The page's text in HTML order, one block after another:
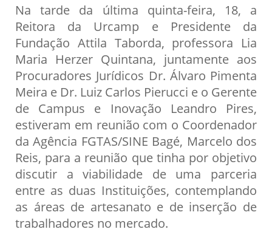
Na tarde da última quinta-feira, 18, a
Reitora da Urcamp e Presidente da
Fundação Attila Taborda, professora Lia
Maria Herzer Quintana, juntamente aos
Procuradores Jurídicos Dr. Álvaro Pimenta
Meira e Dr. Luiz Carlos Pierucci e o Gerente
de Campus e Inovação Leandro Pires,
estiveram em reunião com o Coordenador
da Agência FGTAS/SINE Bagé, Marcelo dos
Reis, para a reunião que tinha por objetivo
discutir a viabilidade de uma parceria
entre as duas Instituições, contemplando
as áreas de artesanato e de inserção de
trabalhadores no mercado.